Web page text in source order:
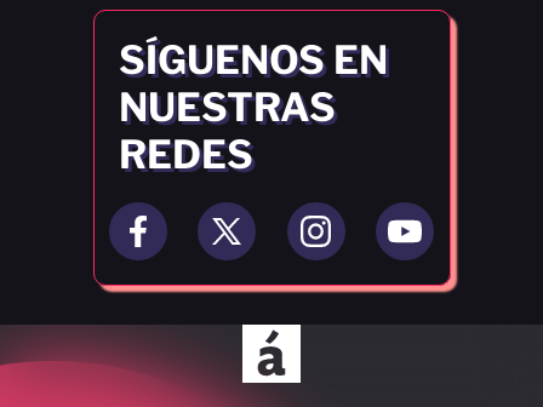
SÍGUENOS EN
NUESTRAS
REDES